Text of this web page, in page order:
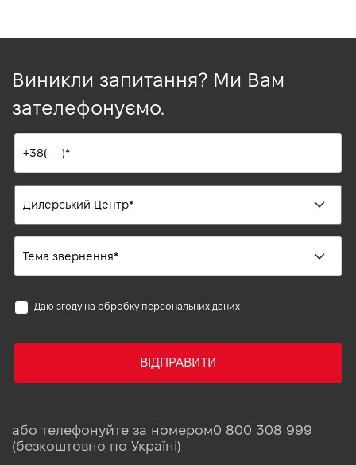
Виникли запитання? Ми Вам
зателефонуємо.
Даю згоду на обробку персональних даних
ВІДПРАВИТИ
або телефонуйте за номером0 800 308 999
(безкоштовно по Україні)